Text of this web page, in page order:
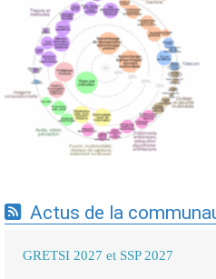
Expertises du GdR -
cartographie par Axes -
19/09/2025
Actus de la
GRETSI 2027 et SSP 2027